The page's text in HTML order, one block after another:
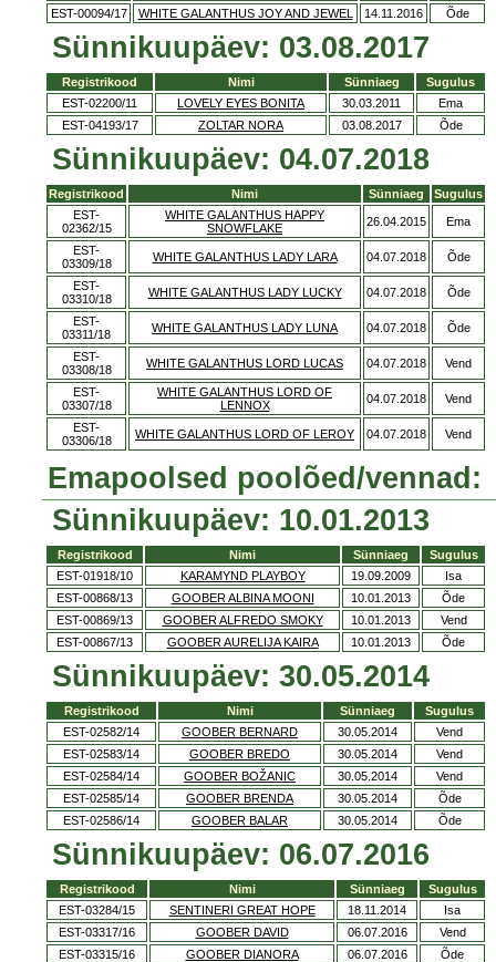
EST-00094/17 WHITE GALANTHUS JOY AND JEWEL 14.11.2016 Õde
Sünnikuupäev: 03.08.2017
Registrikood Nimi Sünniaeg
Sugulus
EST-02200/11
LOVELY EYES BONITA 30.03.2011
Ema
EST-04193/17
ZOLTAR NORA 03.08.2017 Õde
Sünnikuupäev: 04.07.2018
Registrikood Nimi Sünniaeg
Sugulus
EST-
02362/15
WHITE GALANTHUS HAPPY
SNOWFLAKE
26.04.2015 Ema
EST-
03309/18
WHITE GALANTHUS LADY LARA 04.07.2018 Õde
EST-
03310/18
WHITE GALANTHUS LADY LUCKY 04.07.2018 Õde
EST-
03311/18
WHITE GALANTHUS LADY LUNA 04.07.2018 Õde
EST-
03308/18
WHITE GALANTHUS LORD LUCAS 04.07.2018 Vend
EST-
03307/18
WHITE GALANTHUS LORD OF
LENNOX
04.07.2018 Vend
EST-
03306/18
WHITE GALANTHUS LORD OF LEROY 04.07.2018 Vend
Emapoolsed poolõed/vennad:
Sünnikuupäev: 10.01.2013
Registrikood Nimi Sünniaeg
Sugulus
EST-01918/10
KARAMYND PLAYBOY 19.09.2009
Isa
EST-00868/13
GOOBER ALBINA MOONI 10.01.2013
Õde
EST-00869/13
GOOBER ALFREDO SMOKY 10.01.2013
Vend
EST-00867/13
GOOBER AURELIJA KAIRA 10.01.2013 Õde
Sünnikuupäev: 30.05.2014
Registrikood Nimi Sünniaeg
Sugulus
EST-02582/14
GOOBER BERNARD 30.05.2014
Vend
EST-02583/14
GOOBER BREDO 30.05.2014
Vend
EST-02584/14
GOOBER BOŽANIC 30.05.2014
Vend
EST-02585/14
GOOBER BRENDA 30.05.2014
Õde
EST-02586/14
GOOBER BALAR 30.05.2014 Õde
Sünnikuupäev: 06.07.2016
Registrikood Nimi Sünniaeg
Sugulus
EST-03284/15
SENTINERI GREAT HOPE 18.11.2014
Isa
EST-03317/16
GOOBER DAVID 06.07.2016
Vend
EST-03315/16
GOOBER DIANORA 06.07.2016
Õde